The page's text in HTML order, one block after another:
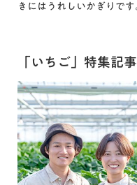
きにはうれしいかぎりです
「いちご」特集記